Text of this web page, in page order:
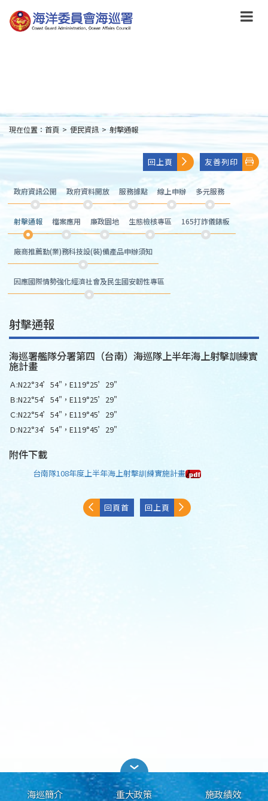
到
主
:::
現在位置： 首頁 > 便民資訊 > 射擊通報
回上頁 友善列印
政府資訊公開 政府資料開放 服務據點 線上申辦 多元服務
射擊通報 檔案應用 廉政園地 生態檢核專區 165打詐儀錶板
廠商推薦勤(業)務科技設(裝)備產品申辦須知
因應國際情勢強化經濟社會及民生國安韌性專區
射擊通報
海巡署艦隊分署第四（台南）海巡隊上半年海上射擊訓練實
施計畫
Ａ:N22°34’54"，E119°25’29"
Ｂ:N22°54’54"，E119°25’29"
Ｃ:N22°54’54"，E119°45’29"
Ｄ:N22°34’54"，E119°45’29"
附件下載
台南隊108年度上半年海上射擊訓練實施計畫
回頁首 回上頁
海巡簡介 重大政策 施政績效